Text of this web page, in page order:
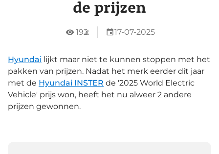
de prijzen
192x 17-07-2025
Hyundai lijkt maar niet te kunnen stoppen met het
pakken van prijzen. Nadat het merk eerder dit jaar
met de Hyundai INSTER de '2025 World Electric
Vehicle' prijs won, heeft het nu alweer 2 andere
prijzen gewonnen.